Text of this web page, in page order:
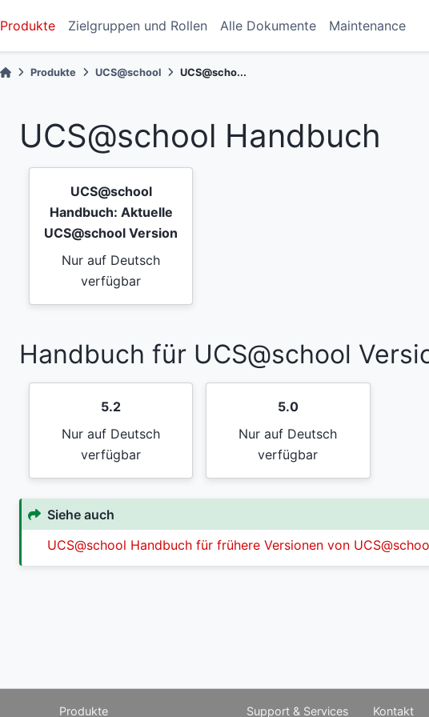
Produkte Zielgruppen und Rollen Alle Dokumente Maintenance
Produkte UCS@school UCS@scho...
UCS@school Handbuch
UCS@school
Handbuch: Aktuelle
UCS@school Version
Nur auf Deutsch
verfügbar
Handbuch für UCS@school
5.2
Nur auf Deutsch
verfügbar
5.0
Nur auf Deutsch
verfügbar
Siehe auch
UCS@school Handbuch für frühere Versionen von
Produkte Support & Services Kontakt